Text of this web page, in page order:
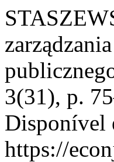
3(31), p.
Disponível
https://